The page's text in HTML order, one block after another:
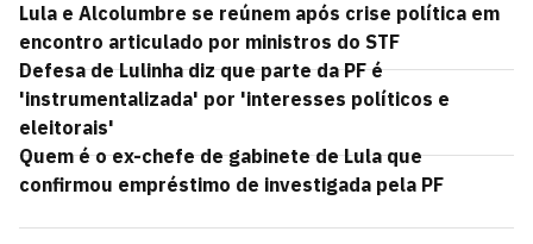
Lula e Alcolumbre se reúnem após crise política em
encontro articulado por ministros do STF
Defesa de Lulinha diz que parte da PF é
'instrumentalizada' por 'interesses políticos e
eleitorais'
Quem é o ex-chefe de gabinete de Lula que
confirmou empréstimo de investigada pela PF